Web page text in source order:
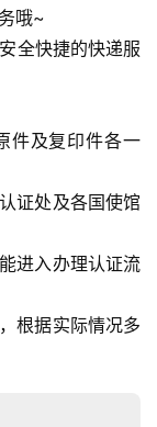
哦~
全快捷的快递服
件及复印件各一
证处及各国使馆
进入办理认证流
根据实际情况多